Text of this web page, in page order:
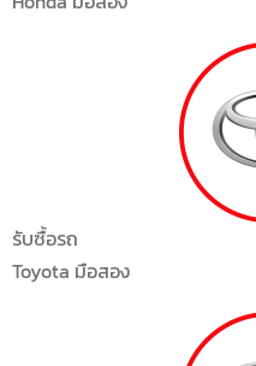
รับซื้อรถ
Toyota มือสอง